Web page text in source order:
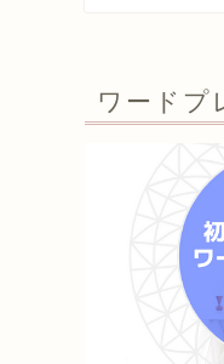
ワードプ